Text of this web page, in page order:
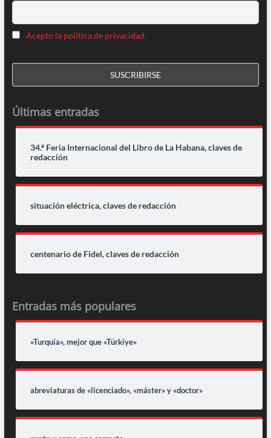
Acepto la política de privacidad.
Últimas entradas
34.ª Feria Internacional del Libro de La Habana, claves de
redacción
situación eléctrica, claves de redacción
centenario de Fidel, claves de redacción
Entradas más populares
«Turquía», mejor que «Türkiye»
abreviaturas de «licenciado», «máster» y «doctor»